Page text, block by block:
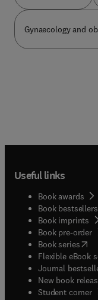
calcul,
pendant
ovaires,
fœtus
de la
Gynaecology and
Useful links
Book awards
Book bestsellers
Book imprints
Book pre-order
Book series(
Flexible eBook
Journal
New book
Student corner(